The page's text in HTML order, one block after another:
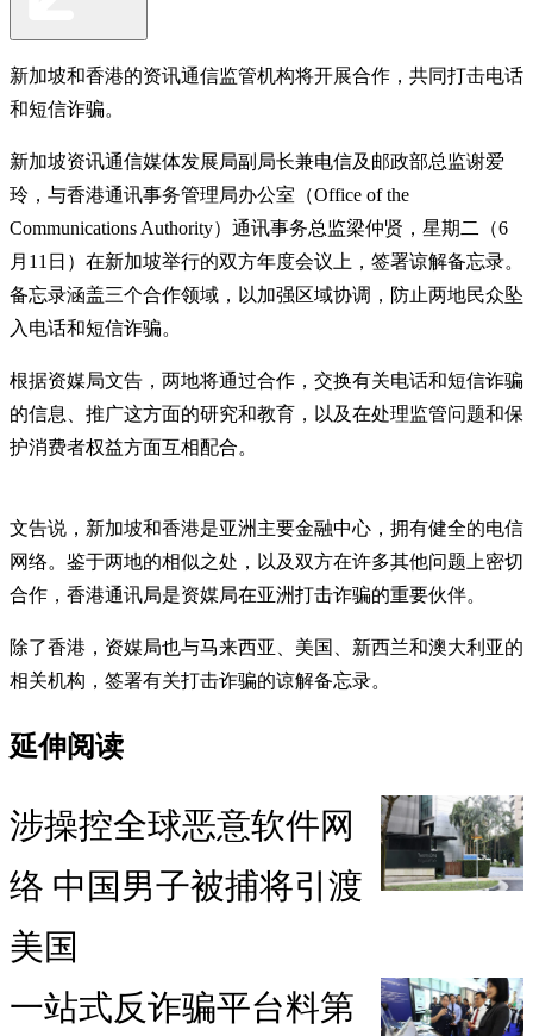
新加坡和香港的资讯通信监管机构将开展合作，共同打击电话
和短信诈骗。
新加坡资讯通信媒体发展局副局长兼电信及邮政部总监谢爱
玲，与香港通讯事务管理局办公室（Office of the
Communications Authority）通讯事务总监梁仲贤，星期二（6
月11日）在新加坡举行的双方年度会议上，签署谅解备忘录。
备忘录涵盖三个合作领域，以加强区域协调，防止两地民众坠
入电话和短信诈骗。
根据资媒局文告，两地将通过合作，交换有关电话和短信诈骗
的信息、推广这方面的研究和教育，以及在处理监管问题和保
护消费者权益方面互相配合。
文告说，新加坡和香港是亚洲主要金融中心，拥有健全的电信
网络。鉴于两地的相似之处，以及双方在许多其他问题上密切
合作，香港通讯局是资媒局在亚洲打击诈骗的重要伙伴。
除了香港，资媒局也与马来西亚、美国、新西兰和澳大利亚的
相关机构，签署有关打击诈骗的谅解备忘录。
延伸阅读
涉操控全球恶意软件网
络 中国男子被捕将引渡
美国
一站式反诈骗平台料第